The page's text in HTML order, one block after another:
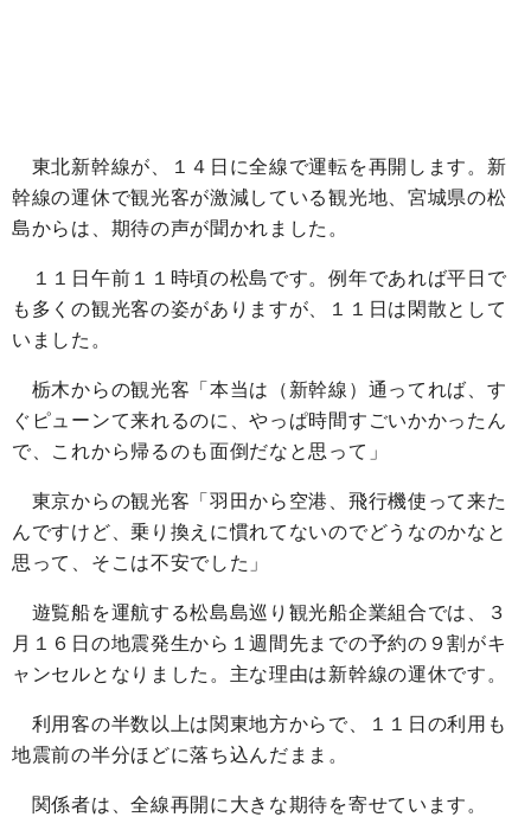
東北新幹線が、１４日に全線で運転を再開します。新
幹線の運休で観光客が激減している観光地、宮城県の松
島からは、期待の声が聞かれました。
１１日午前１１時頃の松島です。例年であれば平日で
も多くの観光客の姿がありますが、１１日は閑散として
いました。
栃木からの観光客「本当は（新幹線）通ってれば、す
ぐピューンて来れるのに、やっぱ時間すごいかかったん
で、これから帰るのも面倒だなと思って」
東京からの観光客「羽田から空港、飛行機使って来た
んですけど、乗り換えに慣れてないのでどうなのかなと
思って、そこは不安でした」
遊覧船を運航する松島島巡り観光船企業組合では、３
月１６日の地震発生から１週間先までの予約の９割がキ
ャンセルとなりました。主な理由は新幹線の運休です。
利用客の半数以上は関東地方からで、１１日の利用も
地震前の半分ほどに落ち込んだまま。
関係者は、全線再開に大きな期待を寄せています。